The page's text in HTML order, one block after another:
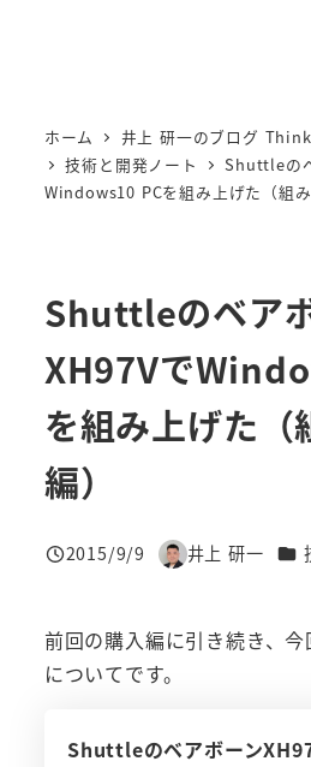
ホーム
井上 研一のブログ
技術と開発ノート
Shuttleの
Windows10 PCを組み上げた（組み
Shuttleのベア
XH97Vで
を組み上げた（
編）
投稿日
2015/9/9
著
井上 研一 カ
前回の購入編に引き続き、
についてです。
Shuttleのベアボーン